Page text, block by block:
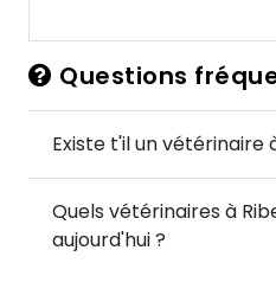
Questions
Existe t'il un vétérinaire
Quels vétérinaires à
aujourd'hui ?